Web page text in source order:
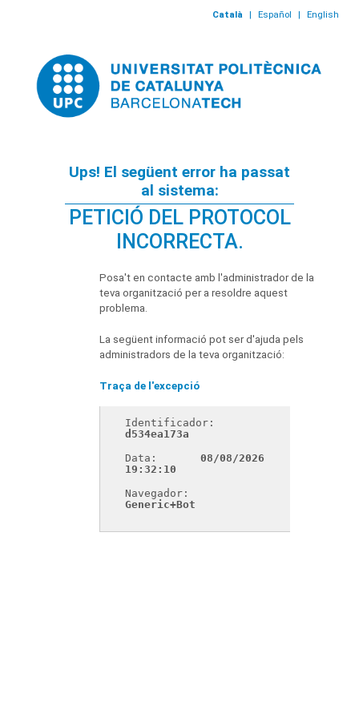
Català | Español | English
Ups! El següent error ha passat
al sistema:
PETICIÓ DEL PROTOCOL
INCORRECTA.
Posa't en contacte amb l'administrador de la
teva organització per a resoldre aquest
problema.
La següent informació pot ser d'ajuda pels
administradors de la teva organització:
Traça de l'excepció
d534ea173a
Data:
08/08/2026
19:32:10
Generic+Bot